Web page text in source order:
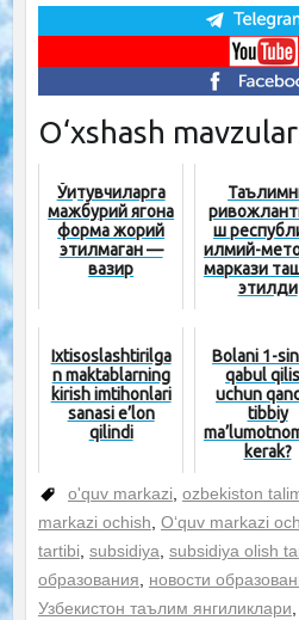
O‘xshash
Ўқитувчиларга
мажбурий ягона
форма жорий
этилмаган —
вазир
ш
илмий-
маркази
этилди
Ixtisoslashtirilga
n maktablarning
kirish imtihonlari
sanasi e’lon
qilindi
Bolani 1-
qabul
uchun
tibbiy
kerak?
o'quv markazi, ozbekiston
markazi ochish, O‘quv markazi
tartibi, subsidiya, subsidiya olish
образования, новости
Узбекистон таълим янгиликлари,